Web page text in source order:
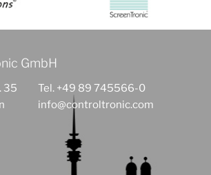
GmbH
35
Tel. +49 89 745566-0
info@controltronic.com